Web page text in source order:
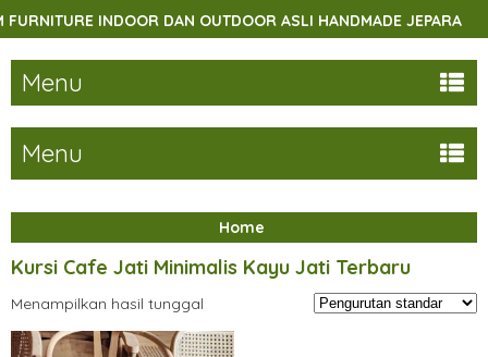
INDOOR DAN OUTDOOR ASLI HANDMADE JEPARA
Menu
Menu
Home
Kursi Cafe Jati Minimalis Kayu Jati Terbaru
Menampilkan hasil tunggal